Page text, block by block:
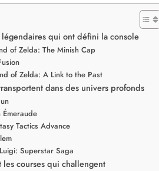
légendaires qui ont défini la console
of Zelda: The Minish Cap
of Zelda: A Link to the Past
dans des univers profonds
Émeraude
Tactics Advance
Superstar Saga
les courses qui challengent